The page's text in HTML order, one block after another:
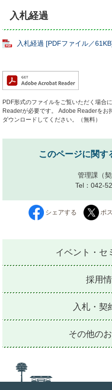
入札経過
入札経過 [PDFファイル／
PDF形式のファイルをご覧いただく場合
Readerが必要です。
Adobe Readerをお
ダウンロードしてください。（無料）
このページに関す
管理課 （
Tel：042-
シェアする ポ
イベント・セ
採用
入札・契
その他の